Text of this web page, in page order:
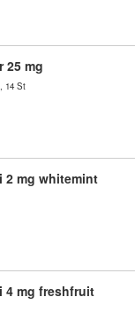
25 mg
14 St
2 mg whitemint
4 mg freshfruit